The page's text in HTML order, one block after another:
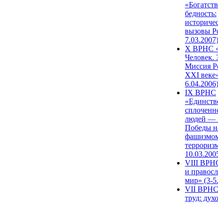
бедность:
вызовы
7.03.2007)
X ВРНС
Человек.
Миссия
XXI
6.04.2006)
IX ВРНС
людей —
Победы
VIII
и
мир» (3-
VII ВРНС
труд: